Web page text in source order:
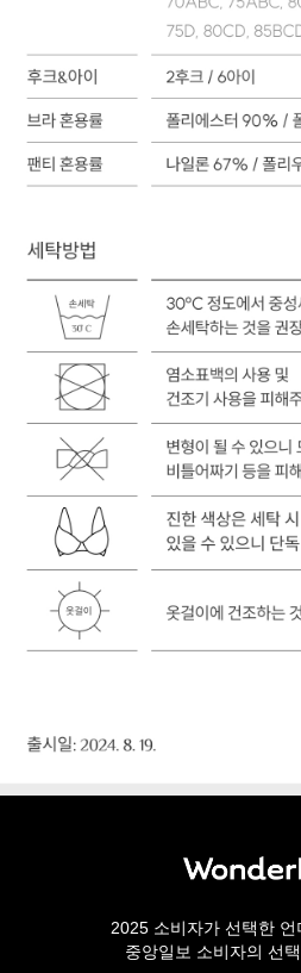
2025 소비자가 선택한
중앙일보 소비자의 선